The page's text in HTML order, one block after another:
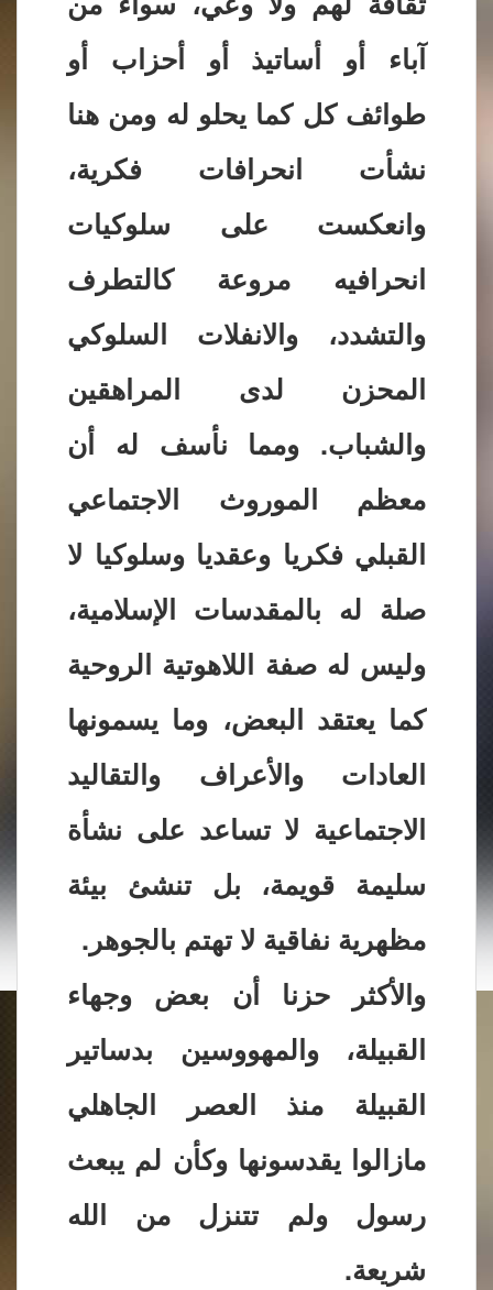
آباء أو أساتيذ أو أحزاب أو
طوائف كل كما يحلو له ومن هنا
نشأت انحرافات فكرية،
وانعكست على سلوكيات
انحرافيه مروعة كالتطرف
والتشدد، والانفلات السلوكي
المحزن لدى المراهقين
والشباب. ومما نأسف له أن
معظم الموروث الاجتماعي
القبلي فكريا وعقديا وسلوكيا لا
صلة له بالمقدسات الإسلامية،
وليس له صفة اللاهوتية الروحية
كما يعتقد البعض، وما يسمونها
العادات والأعراف والتقاليد
الاجتماعية لا تساعد على نشأة
سليمة قويمة، بل تنشئ بيئة
مظهرية نفاقية لا تهتم بالجوهر.
والأكثر حزنا أن بعض وجهاء
القبيلة، والمهووسين بدساتير
القبيلة منذ العصر الجاهلي
مازالوا يقدسونها وكأن لم يبعث
رسول ولم تتنزل من الله
شريعة.